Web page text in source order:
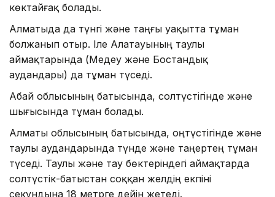
көктайғақ болады.
Алматыда да түнгі және таңғы уақытта тұман
болжанып отыр. Іле Алатауының таулы
аймақтарында (Медеу және Бостандық
аудандары) да тұман түседі.
Абай облысының батысында, солтүстігінде және
шығысында тұман болады.
Алматы облысының батысында, оңтүстігінде және
таулы аудандарында түнде және таңертең тұман
түседі. Таулы және тау бөктеріндегі аймақтарда
солтүстік-батыстан соққан желдің екпіні
секундына 18 метрге дейін жетеді.